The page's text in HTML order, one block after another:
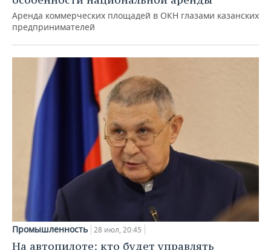
Аренда коммерческих площадей в ОКН глазами казанских
предпринимателей
Промышленность 28 июл, 20:45
На автопилоте: кто будет управлять